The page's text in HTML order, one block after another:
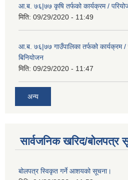
आ.ब. ७६|७७ कृषि तर्फको कार्यक्रम /
मिति: 09/29/2020 - 11:49
आ.ब. ७६|७७ गाउँपालिका तर्फको कार्यक्रम
बिनियोजन
मिति: 09/29/2020 - 11:47
अन्य
सार्वजनिक खरिद/बोलपत्र
बोलपत्र स्विकृत गर्ने आशयको सूचना।